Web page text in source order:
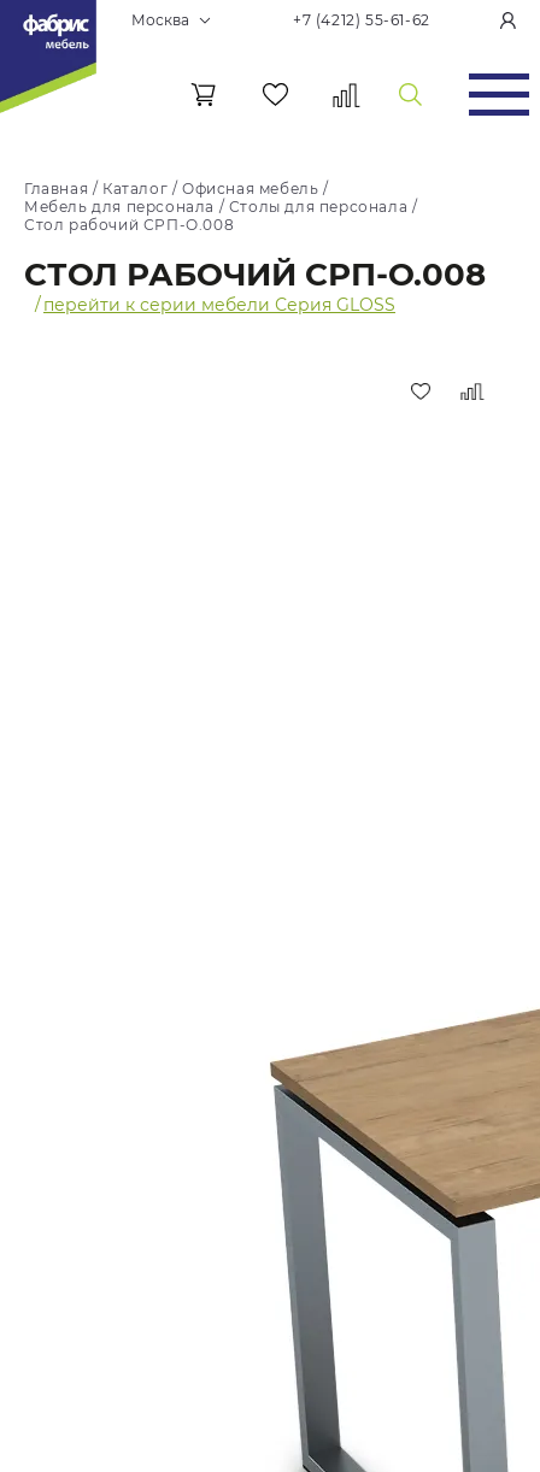
Москва +7 (4212) 55-61-62
Главная / Каталог /Офисная мебель /
Мебель для персонала / Столы для персонала /
Стол рабочий СРП-О.008
СТОЛ РАБОЧИЙ СРП-О.008
/перейти к серии мебели Серия GLOSS